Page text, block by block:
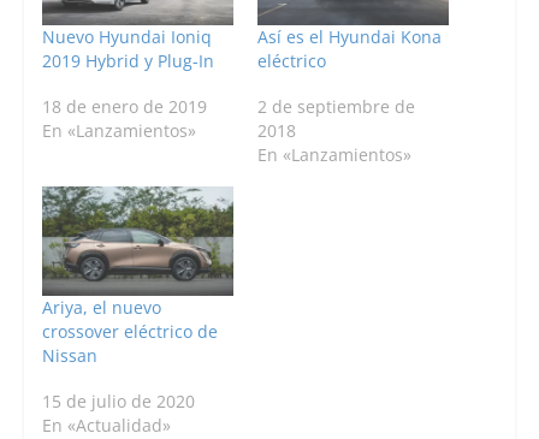
Nuevo Hyundai Ioniq
2019 Hybrid y Plug-In
18 de enero de 2019
En «Lanzamientos»
Así es el Hyundai Kona
eléctrico
2 de septiembre de
2018
En «Lanzamientos»
Ariya, el nuevo
crossover eléctrico de
Nissan
15 de julio de 2020
En «Actualidad»